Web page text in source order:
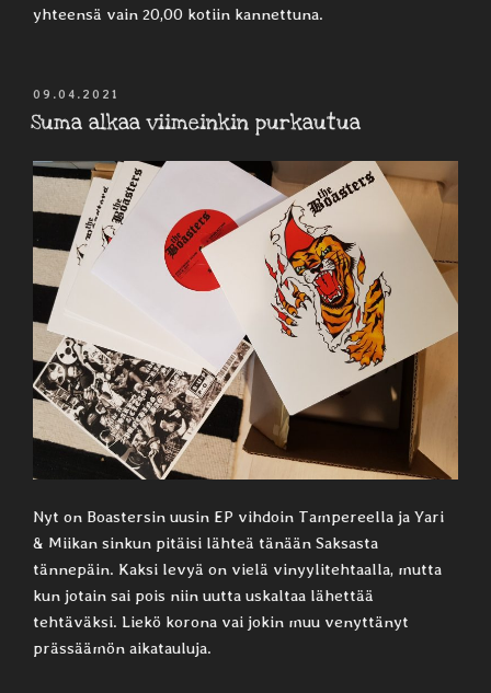
yhteensä vain 20,00 kotiin kannettuna.
JULKAISTU
09.04.2021
Suma alkaa viimeinkin purkautua
Nyt on Boastersin uusin EP vihdoin Tampereella ja Yari
& Miikan sinkun pitäisi lähteä tänään Saksasta
tännepäin. Kaksi levyä on vielä vinyylitehtaalla, mutta
kun jotain sai pois niin uutta uskaltaa lähettää
tehtäväksi. Liekö korona vai jokin muu venyttänyt
prässäämön aikatauluja.